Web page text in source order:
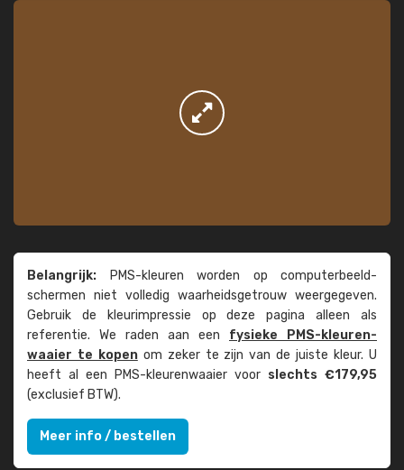
Belangrijk: PMS-kleuren worden op computer­beeld­
schermen niet volledig waarheids­­getrouw weer­gegeven.
Gebruik de kleur­impressie op deze pagina alleen als
referentie. We raden aan een fysieke PMS-kleuren­
waaier te kopenom zeker te zijn van de juiste kleur. U
heeft al een PMS-kleuren­waaier voor slechts €179,95
(exclusief BTW).
Meer info / bestellen